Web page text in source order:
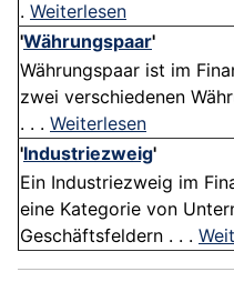
. Weiterlesen
'Währungspaar'
Währungspaar ist im
zwei verschiedenen
. . . Weiterlesen
'Industriezweig'
Ein Industriezweig im
eine Kategorie von
Geschäftsfeldern . . .